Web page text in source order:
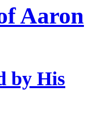
Aaron
by His